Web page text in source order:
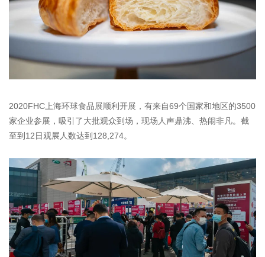
2020FHC上海环球食品展顺利开展，有来自69个国家和地区的3500
家企业参展，吸引了大批观众到场，现场人声鼎沸、热闹非凡。截
至到12日观展人数达到128,274。